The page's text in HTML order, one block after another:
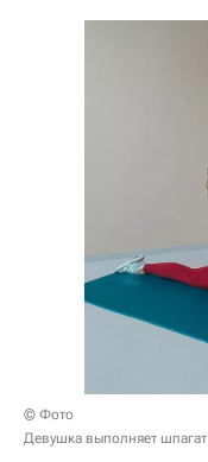
© Фото
Девушка выполняет шпагат